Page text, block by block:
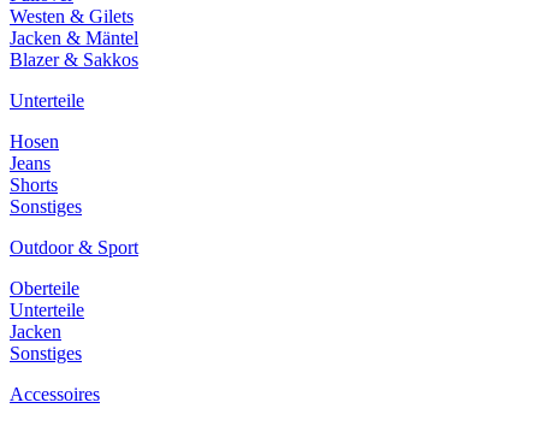
Westen & Gilets
Jacken & Mäntel
Blazer & Sakkos
Unterteile
Hosen
Jeans
Shorts
Sonstiges
Outdoor & Sport
Oberteile
Unterteile
Jacken
Sonstiges
Accessoires